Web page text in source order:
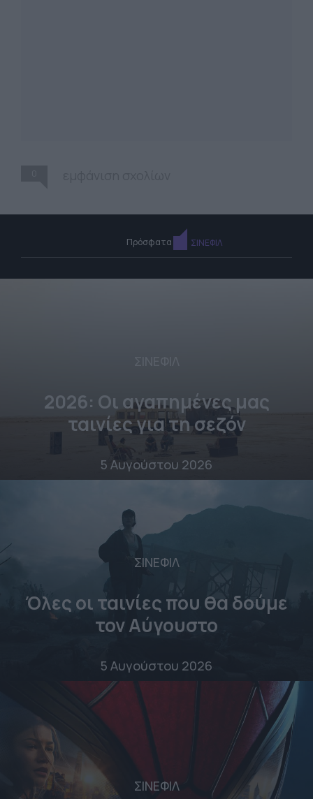
Πρόσφατα ΣΙΝΕΦΙΛ
2026: Οι αγαπημένες μας
ταινίες για τη σεζόν
5 Αυγούστου 2026
ΣΙΝΕΦΙΛ
Όλες οι ταινίες που θα δούμε
τον Αύγουστο
5 Αυγούστου 2026
ΣΙΝΕΦΙΛ